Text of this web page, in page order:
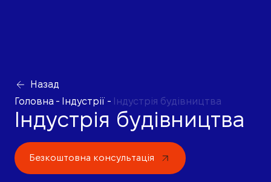
Назад
Головна - Індустрії - Індустрія будівництва
Індустрія будівництва
Безкоштовна консультація